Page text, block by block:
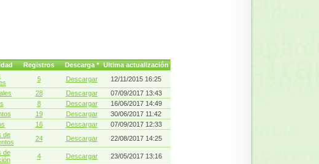
Registros Descarga *
Ultima actualización
5 Descargar
12/11/2015 16:25
28 Descargar
07/09/2017 13:43
8 Descargar
16/06/2017 14:49
19 Descargar
30/06/2017 11:42
16 Descargar
07/09/2017 12:33
de
24 Descargar
22/08/2017 14:25
de
4 Descargar
23/05/2017 13:16